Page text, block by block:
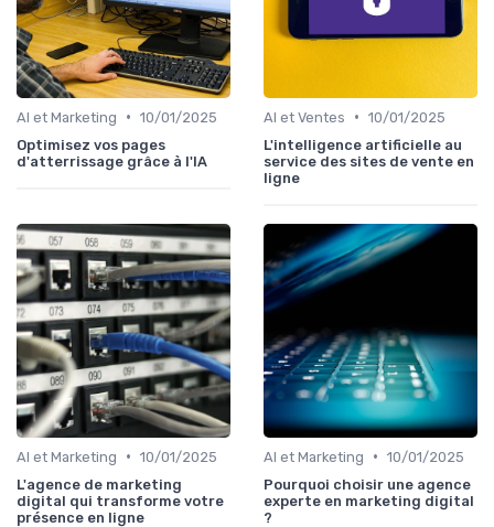
AI et Marketing • 10/01/2025
Optimisez vos pages
d'atterrissage grâce à l'IA
AI et Ventes • 10/01/2025
L'intelligence artificielle au
service des sites de vente en
ligne
AI et Marketing • 10/01/2025
L'agence de marketing
digital qui transforme votre
présence en ligne
AI et Marketing • 10/01/2025
Pourquoi choisir une agence
experte en marketing digital
?